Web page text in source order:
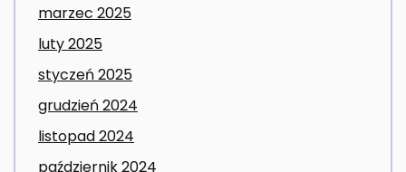
marzec 2025
luty 2025
styczeń 2025
grudzień 2024
listopad 2024
październik 2024